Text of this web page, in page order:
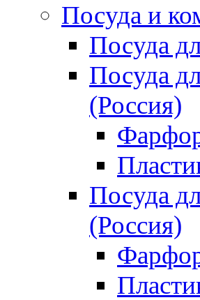
Посуда и
Посуда
Посуда
(Россия)
Посуда
(Россия)